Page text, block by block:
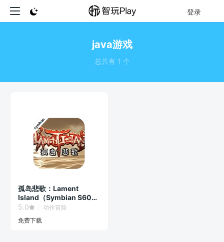
登录
java游戏
总共有 1 个
孤岛悲歌：Lament
Island（Symbian S60v3
Game）
5.0
动作冒险
免费下载